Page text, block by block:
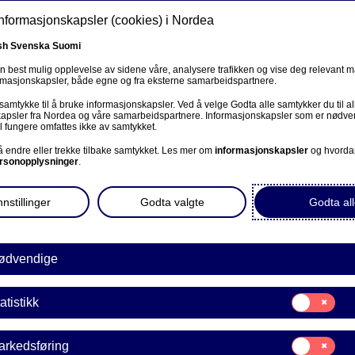
Om oss Investorer Nyheter & innsikt
to the three key factors widely used to evaluate how
development
(cookies) i Nordea
Svenska Suomi
best mulig opplevelse av sidene våre, analysere trafikken og vise deg relevant
både egne og fra eksterne samarbeidspartnere.
til å bruke informasjonskapsler. Ved å velge Godta alle samtykker du til
fra Nordea og våre samarbeidspartnere. Informasjonskapsler som er
fungere omfattes ikke av samtykket.
endre eller trekke tilbake samtykket. Les mer om informasjonskapsler og
.
Godta
Godta valgte
Samtykke
til:
Statistikk
Samtykke